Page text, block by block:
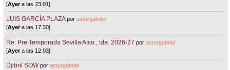
[Ayera las 23:01]
LUIS GARCÍA PLAZA porasturgabriel
[Ayera las 17:30]
Re: Pre Temporada Sevilla Atco., tda. 2026-27 porasturgabriel
[Ayera las 12:03]
Djibril SOW porasturgabriel